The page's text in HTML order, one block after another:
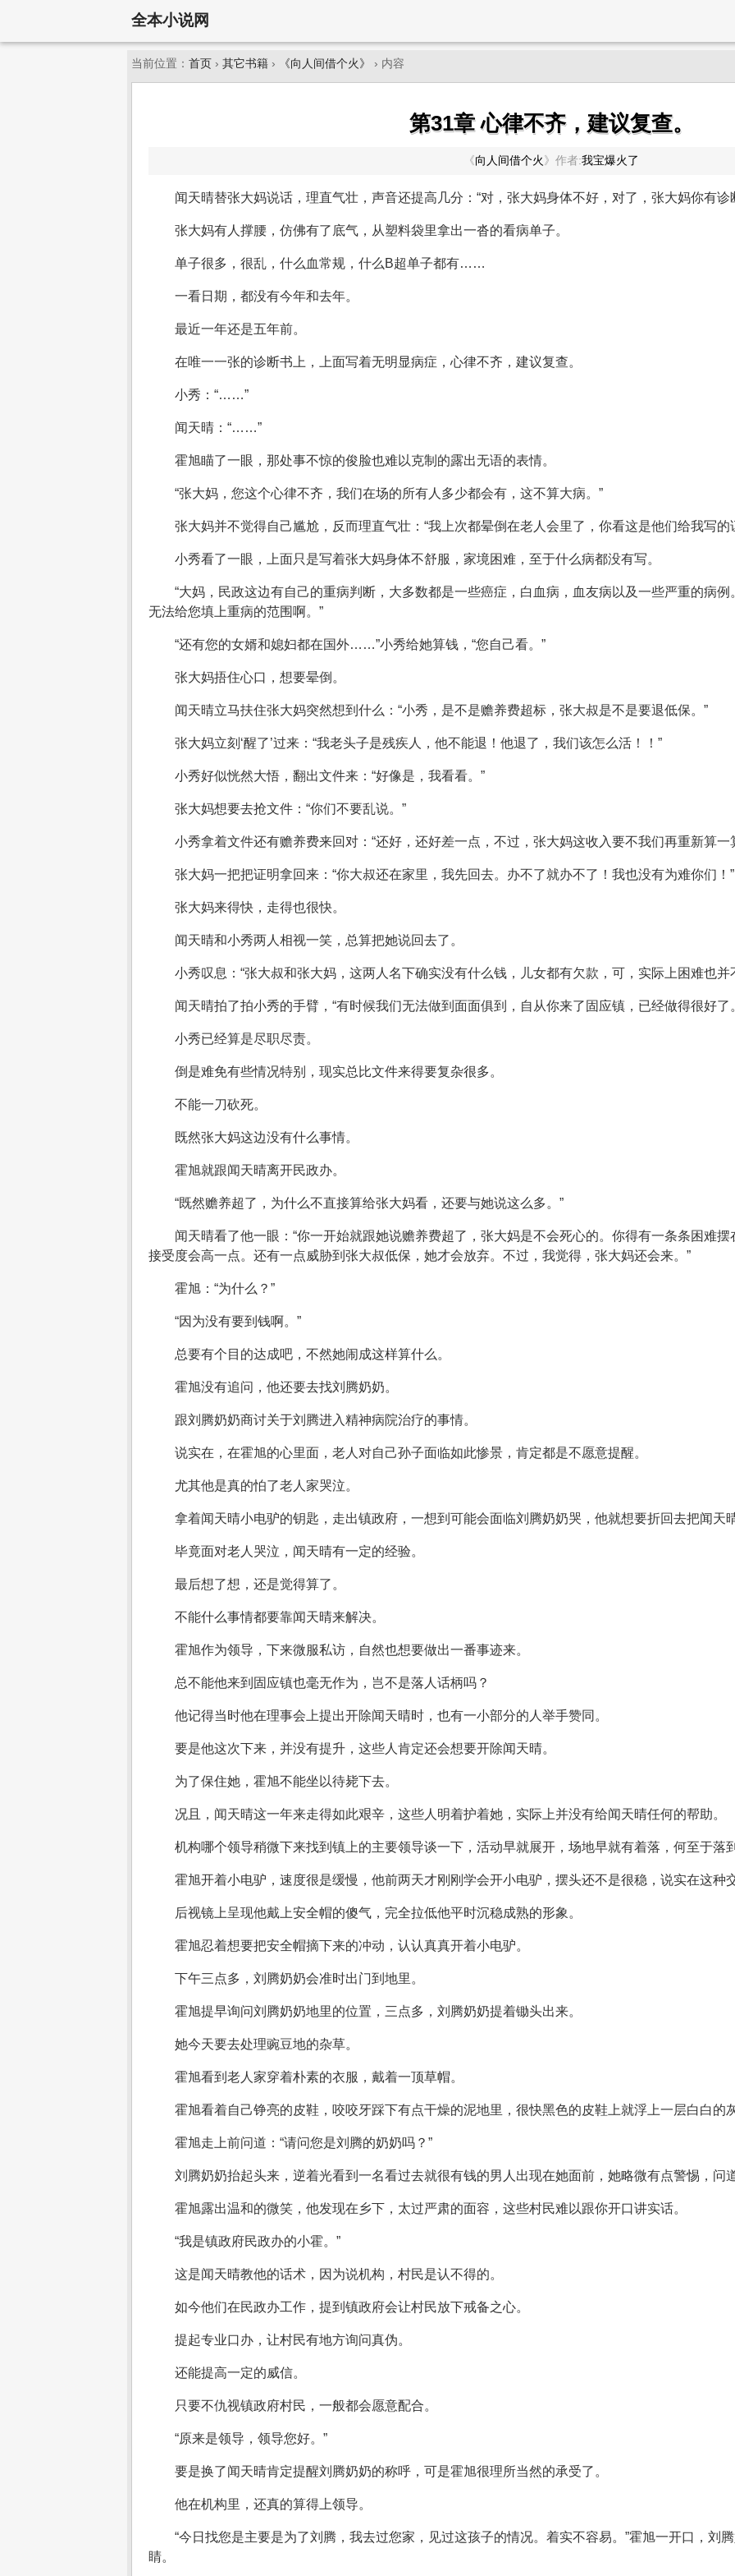
全本小说网
当前位置： 首页 › 其它书籍 › 《向人间借个火》 › 内容
第31章 心律不齐，建议复查。
《向人间借个火 》 作者:我宝爆火了
闻天晴替张大妈说话，理直气壮，声音还提高几分：“对，张大妈身体不好，对了，张大妈你有
张大妈有人撑腰，仿佛有了底气，从塑料袋里拿出一沓的看病单子。
单子很多，很乱，什么血常规，什么B超单子都有……
一看日期，都没有今年和去年。
最近一年还是五年前。
在唯一一张的诊断书上，上面写着无明显病症，心律不齐，建议复查。
小秀：“……”
闻天晴：“……”
霍旭瞄了一眼，那处事不惊的俊脸也难以克制的露出无语的表情。
“张大妈，您这个心律不齐，我们在场的所有人多少都会有，这不算大病。”
张大妈并不觉得自己尴尬，反而理直气壮：“我上次都晕倒在老人会里了，你看这是他们给我写的
小秀看了一眼，上面只是写着张大妈身体不舒服，家境困难，至于什么病都没有写。
“大妈，民政这边有自己的重病判断，大多数都是一些癌症，白血病，血友病以及一些严重的病
无法给您填上重病的范围啊。”
“还有您的女婿和媳妇都在国外……”小秀给她算钱，“您自己看。”
张大妈捂住心口，想要晕倒。
闻天晴立马扶住张大妈突然想到什么：“小秀，是不是赡养费超标，张大叔是不是要退低保。”
张大妈立刻‘醒了’过来：“我老头子是残疾人，他不能退！他退了，我们该怎么活！！”
小秀好似恍然大悟，翻出文件来：“好像是，我看看。”
张大妈想要去抢文件：“你们不要乱说。”
小秀拿着文件还有赡养费来回对：“还好，还好差一点，不过，张大妈这收入要不我们再重新算一
张大妈一把把证明拿回来：“你大叔还在家里，我先回去。办不了就办不了！我也没有为难你们！”
张大妈来得快，走得也很快。
闻天晴和小秀两人相视一笑，总算把她说回去了。
小秀叹息：“张大叔和张大妈，这两人名下确实没有什么钱，儿女都有欠款，可，实际上困难也并
闻天晴拍了拍小秀的手臂，“有时候我们无法做到面面俱到，自从你来了固应镇，已经做得很好了
小秀已经算是尽职尽责。
倒是难免有些情况特别，现实总比文件来得要复杂很多。
不能一刀砍死。
既然张大妈这边没有什么事情。
霍旭就跟闻天晴离开民政办。
“既然赡养超了，为什么不直接算给张大妈看，还要与她说这么多。”
闻天晴看了他一眼：“你一开始就跟她说赡养费超了，张大妈是不会死心的。你得有一条条困难
接受度会高一点。还有一点威胁到张大叔低保，她才会放弃。不过，我觉得，张大妈还会来。”
霍旭：“为什么？”
“因为没有要到钱啊。”
总要有个目的达成吧，不然她闹成这样算什么。
霍旭没有追问，他还要去找刘腾奶奶。
跟刘腾奶奶商讨关于刘腾进入精神病院治疗的事情。
说实在，在霍旭的心里面，老人对自己孙子面临如此惨景，肯定都是不愿意提醒。
尤其他是真的怕了老人家哭泣。
拿着闻天晴小电驴的钥匙，走出镇政府，一想到可能会面临刘腾奶奶哭，他就想要折回去把闻天
毕竟面对老人哭泣，闻天晴有一定的经验。
最后想了想，还是觉得算了。
不能什么事情都要靠闻天晴来解决。
霍旭作为领导，下来微服私访，自然也想要做出一番事迹来。
总不能他来到固应镇也毫无作为，岂不是落人话柄吗？
他记得当时他在理事会上提出开除闻天晴时，也有一小部分的人举手赞同。
要是他这次下来，并没有提升，这些人肯定还会想要开除闻天晴。
为了保住她，霍旭不能坐以待毙下去。
况且，闻天晴这一年来走得如此艰辛，这些人明着护着她，实际上并没有给闻天晴任何的帮助。
机构哪个领导稍微下来找到镇上的主要领导谈一下，活动早就展开，场地早就有着落，何至于落
霍旭开着小电驴，速度很是缓慢，他前两天才刚刚学会开小电驴，摆头还不是很稳，说实在这种
后视镜上呈现他戴上安全帽的傻气，完全拉低他平时沉稳成熟的形象。
霍旭忍着想要把安全帽摘下来的冲动，认认真真开着小电驴。
下午三点多，刘腾奶奶会准时出门到地里。
霍旭提早询问刘腾奶奶地里的位置，三点多，刘腾奶奶提着锄头出来。
她今天要去处理豌豆地的杂草。
霍旭看到老人家穿着朴素的衣服，戴着一顶草帽。
霍旭看着自己铮亮的皮鞋，咬咬牙踩下有点干燥的泥地里，很快黑色的皮鞋上就浮上一层白白的
霍旭走上前问道：“请问您是刘腾的奶奶吗？”
刘腾奶奶抬起头来，逆着光看到一名看过去就很有钱的男人出现在她面前，她略微有点警惕，问
霍旭露出温和的微笑，他发现在乡下，太过严肃的面容，这些村民难以跟你开口讲实话。
“我是镇政府民政办的小霍。”
这是闻天晴教他的话术，因为说机构，村民是认不得的。
如今他们在民政办工作，提到镇政府会让村民放下戒备之心。
提起专业口办，让村民有地方询问真伪。
还能提高一定的威信。
只要不仇视镇政府村民，一般都会愿意配合。
“原来是领导，领导您好。”
要是换了闻天晴肯定提醒刘腾奶奶的称呼，可是霍旭很理所当然的承受了。
他在机构里，还真的算得上领导。
“今日找您是主要是为了刘腾，我去过您家，见过这孩子的情况。着实不容易。”霍旭一开口，刘
睛。